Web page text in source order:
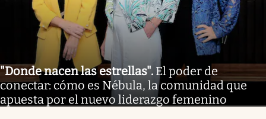
"Donde nacen las estrellas". El poder de
conectar: cómo es Nébula, la comunidad que
apuesta por el nuevo liderazgo femenino